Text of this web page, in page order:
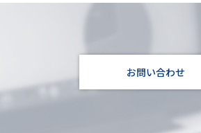
お問い合わせ